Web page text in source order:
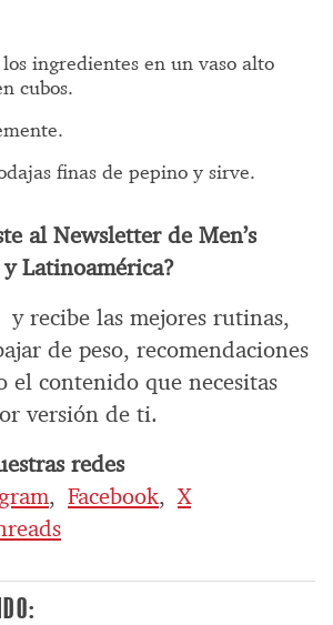
ingredientes en un vaso alto
cubos.
finas de pepino y sirve.
al Newsletter de Men’s
Latinoamérica?
y recibe las mejores rutinas,
de peso, recomendaciones
el contenido que necesitas
versión de ti.
redes
, Facebook,X